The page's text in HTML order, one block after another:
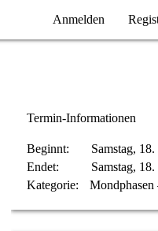
Anmelden
Termin-Informationen
Beginnt
Samstag,
Endet
Samstag,
Kategorie